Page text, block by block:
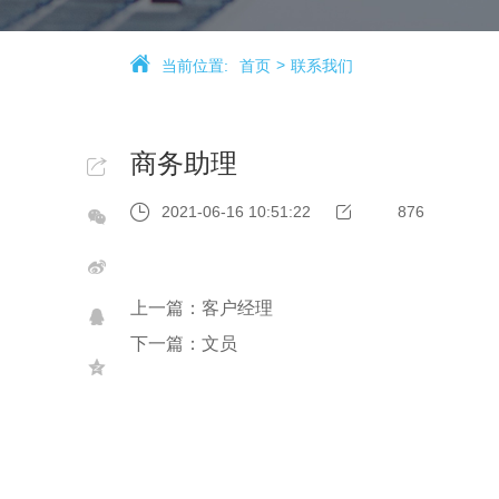
当前位置: 首页 联系我们
商务助理
2021-06-16 10:51:22 876
上一篇：客户经理
下一篇：文员